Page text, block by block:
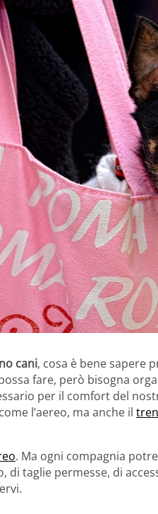
cani, cosa è bene sapere
fare, però bisogna
per il comfort del
l’aereo, ma anche il
. Ma ogni compagnia
taglie permesse, di